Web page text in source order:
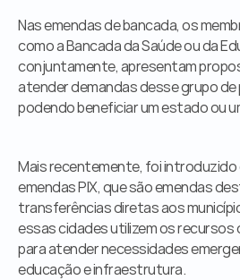
Nas emendas de bancada, os
como a Bancada da Saúde ou da
conjuntamente, apresentam
atender demandas desse grupo de
podendo beneficiar um estado ou
Mais recentemente, foi
emendas PIX, que são emendas
transferências diretas aos
essas cidades utilizem os recursos
para atender necessidades
educação e infraestrutura.